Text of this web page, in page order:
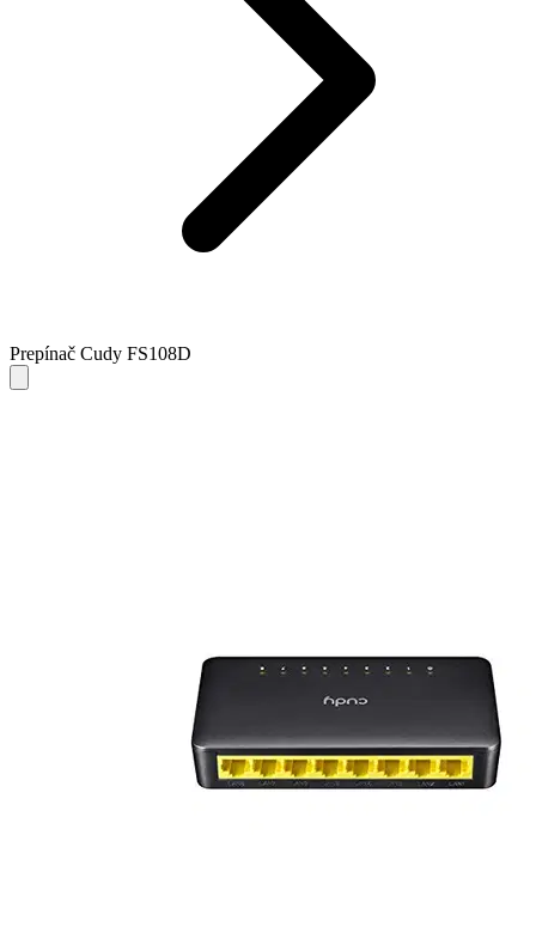
Prepínač Cudy FS108D